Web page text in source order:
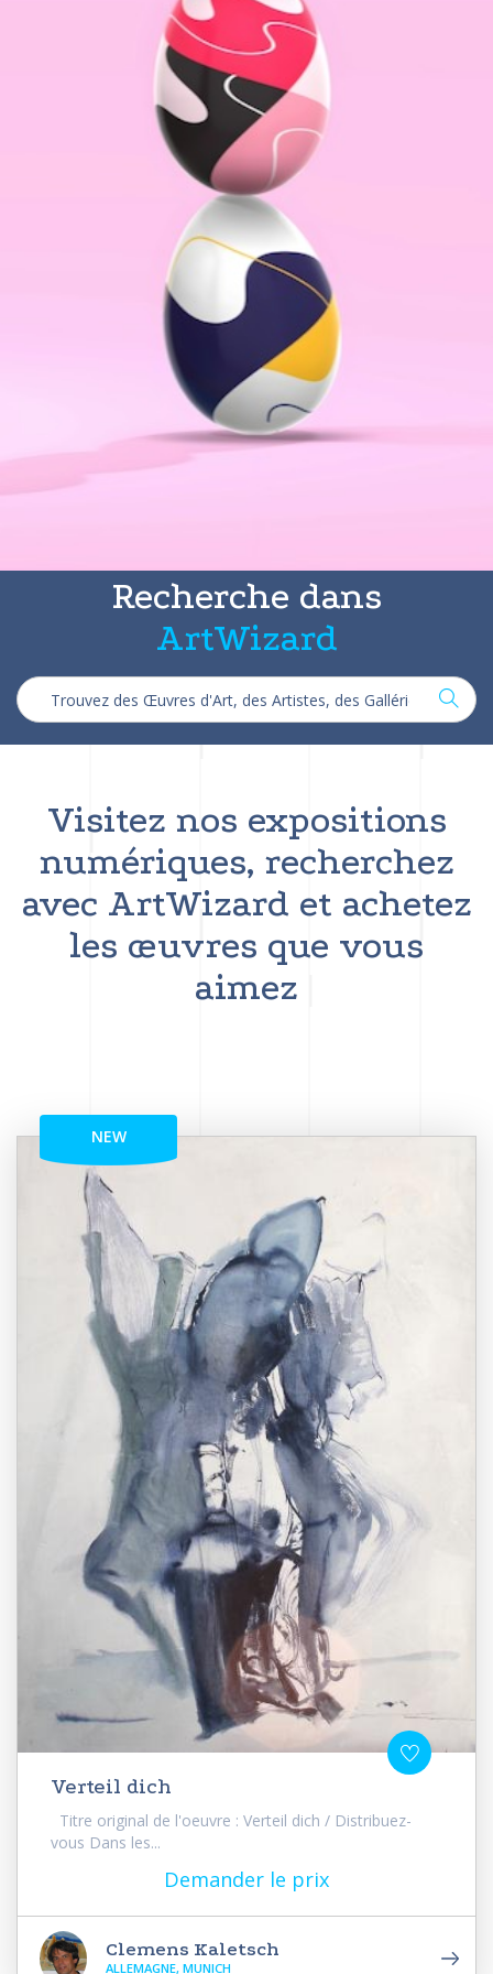
Recherche dans
ArtWizard
Visitez nos expositions
numériques, recherchez
avec ArtWizard et achetez
les œuvres que vous
aimez
NEW
Verteil dich
Titre original de l'oeuvre : Verteil dich / Distribuez-
vous Dans les...
Demander le prix
Clemens Kaletsch
ALLEMAGNE, MUNICH